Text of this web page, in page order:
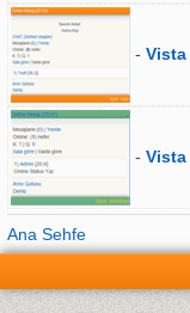
- Vista
- Vista
Ana Sehfe